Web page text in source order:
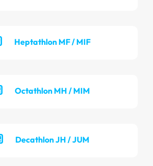
Heptathlon MF / MIF
Octathlon MH / MIM
Decathlon JH / JUM